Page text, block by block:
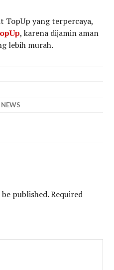
TopUp yang terpercaya,
, karena dijamin aman
lebih murah.
NEWS
published. Required